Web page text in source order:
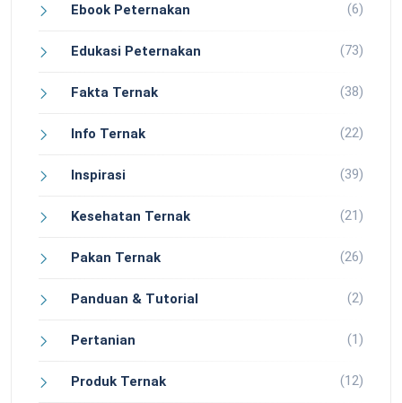
Ebook Peternakan (6)
Edukasi Peternakan (73)
Fakta Ternak (38)
Info Ternak (22)
Inspirasi (39)
Kesehatan Ternak (21)
Pakan Ternak (26)
Panduan & Tutorial (2)
Pertanian (1)
Produk Ternak (12)